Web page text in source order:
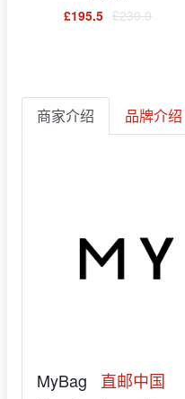
£195.5 £230.0
商家介绍 品牌介绍
MyBag 直邮中国